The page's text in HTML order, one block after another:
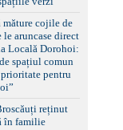
electrice, încălzite și
rabatabile Sistem hands-
free, Bluetooth, USB
Sistem start/stop, frână
de parcare electrică,
anvelope vară runflat
Control presiune pneuri,
filtru de particule,
măture cojile de
le aruncase direct
Locală Dorohoi:
spațiul comun
pentru
reținut
în familie